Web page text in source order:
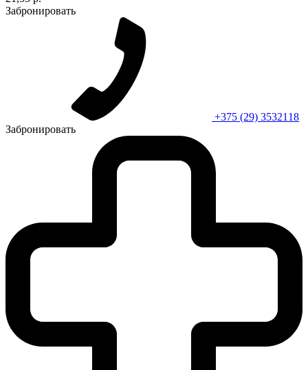
Забронировать
+375 (29) 3532118
Забронировать